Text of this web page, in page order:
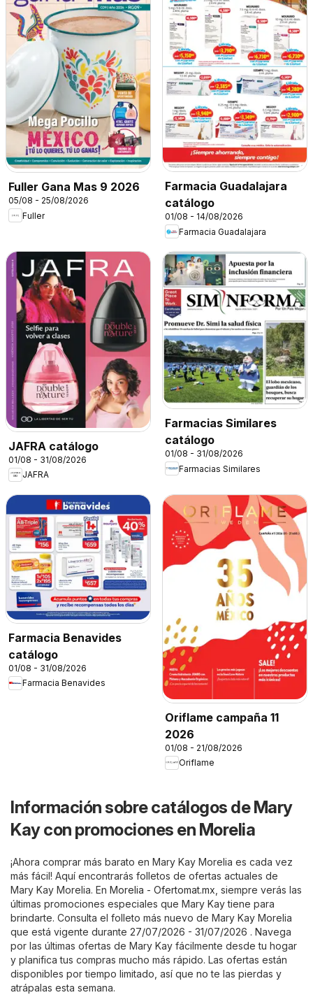
Fuller Gana Mas 9 2026
05/08 - 25/08/2026
Fuller
Farmacia Guadalajara
catálogo
01/08 - 14/08/2026
Farmacia Guadalajara
JAFRA catálogo
01/08 - 31/08/2026
JAFRA
Farmacias Similares
catálogo
01/08 - 31/08/2026
Farmacias Similares
Farmacia Benavides
catálogo
01/08 - 31/08/2026
Farmacia Benavides
Oriflame campaña 11
2026
01/08 - 21/08/2026
Oriflame
Información sobre catálogos de Mary
Kay con promociones en Morelia
¡Ahora comprar más barato en Mary Kay Morelia es cada vez
más fácil! Aquí encontrarás folletos de ofertas actuales de
Mary Kay Morelia. En Morelia - Ofertomat.mx , siempre verás las
últimas promociones especiales que Mary Kay tiene para
brindarte. Consulta el folleto más nuevo de Mary Kay Morelia
que está vigente durante 27/07/2026 - 31/07/2026 . Navega
por las últimas ofertas de Mary Kay fácilmente desde tu hogar
y planifica tus compras mucho más rápido. Las ofertas están
disponibles por tiempo limitado, así que no te las pierdas y
atrápalas esta semana.